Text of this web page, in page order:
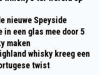
nieuwe Speyside
in een glas mee door 5
maken
whisky kreeg een
twist